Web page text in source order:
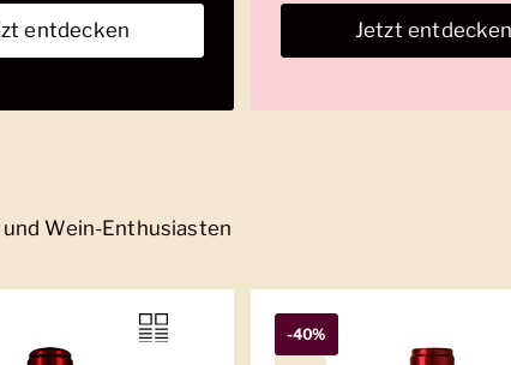
entdecken Jetzt
Wein-Enthusiasten
-40%